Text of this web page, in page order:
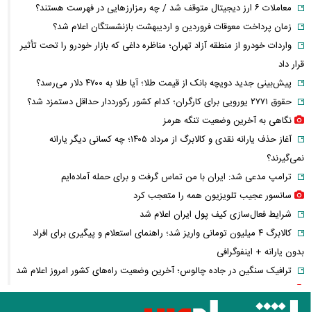
معاملات ۶ ارز دیجیتال متوقف شد / چه رمزارزهایی در فهرست هستند؟
زمان پرداخت معوقات فروردین و اردیبهشت بازنشستگان اعلام شد؟
واردات خودرو از منطقه آزاد تهران؛ مناظره داغی که بازار خودرو را تحت تأثیر
قرار داد
پیش‌بینی جدید دویچه‌ بانک از قیمت طلا؛ آیا طلا به ۴۷۰۰ دلار می‌رسد؟
حقوق ۲۷۷۱ یورویی برای کارگران؛ کدام کشور رکورددار حداقل دستمزد شد؟
نگاهی به آخرین وضعیت تنگه هرمز
آغاز حذف یارانه نقدی و کالابرگ از مرداد ۱۴۰۵؛ چه کسانی دیگر یارانه
نمی‌گیرند؟
ترامپ مدعی شد: ایران با من تماس گرفت و برای حمله آماده‌ایم
سانسور عجیب تلویزیون همه را متعجب کرد
شرایط فعال‌سازی کیف پول ایران اعلام شد
کالابرگ ۴ میلیون تومانی واریز شد؛ راهنمای استعلام و پیگیری برای افراد
بدون یارانه + اینفوگرافی
ترافیک سنگین در جاده چالوس؛ آخرین وضعیت راه‌های کشور امروز اعلام شد
استایل جدید صابر ابر در فضای مجازی پربازدید شد
هواشناسی جدول زمانی بارش‌ها را منتشر کرد/ اوج بارندگی در انتظار کدام